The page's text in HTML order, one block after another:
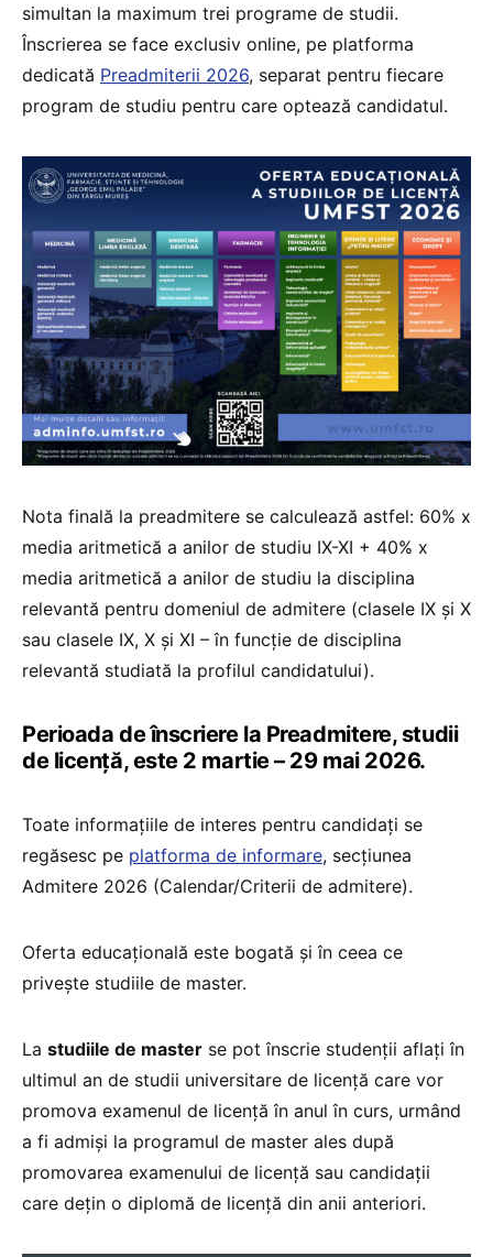
simultan la maximum trei programe de studii.
Înscrierea se face exclusiv online, pe platforma
dedicată Preadmiterii 2026, separat pentru fiecare
program de studiu pentru care optează candidatul.
Nota finală la preadmitere se calculează astfel: 60% x
media aritmetică a anilor de studiu IX-XI + 40% x
media aritmetică a anilor de studiu la disciplina
relevantă pentru domeniul de admitere (clasele IX și X
sau clasele IX, X și XI – în funcție de disciplina
relevantă studiată la profilul candidatului).
Perioada de înscriere la Preadmitere, studii
de licență, este 2 martie – 29 mai 2026.
Toate informațiile de interes pentru candidați se
regăsesc pe platforma de informare, secțiunea
Admitere 2026 (Calendar/Criterii de admitere).
Oferta educațională este bogată și în ceea ce
privește studiile de master.
La studiile de master se pot înscrie studenții aflați în
ultimul an de studii universitare de licență care vor
promova examenul de licență în anul în curs, urmând
a fi admiși la programul de master ales după
promovarea examenului de licență sau candidații
care dețin o diplomă de licență din anii anteriori.